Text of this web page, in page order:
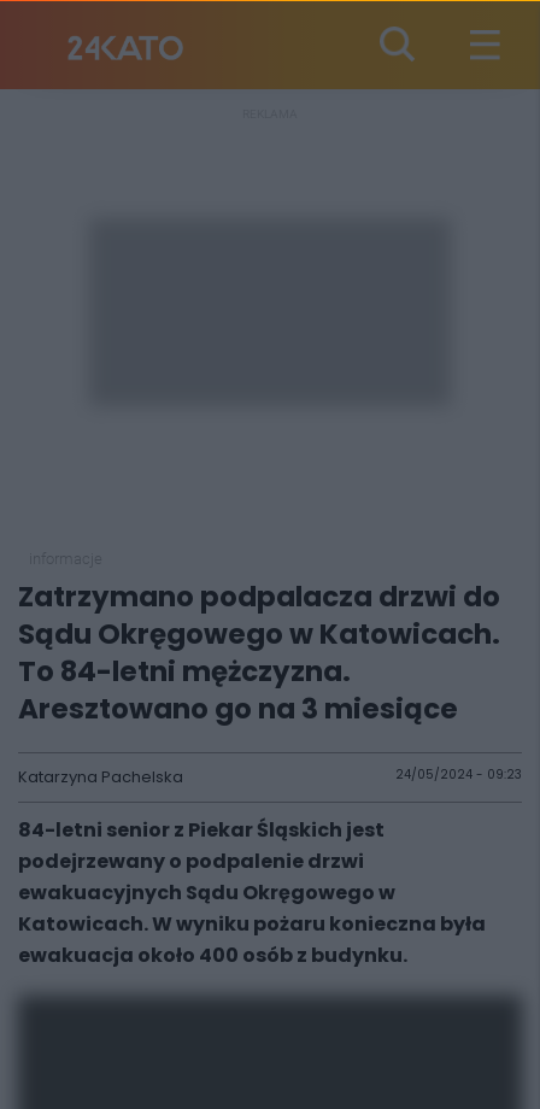
Zatrzymano podpalacza drzwi do
Sądu Okręgowego w Katowicach.
To 84-letni mężczyzna.
Aresztowano go na 3 miesiące
Katarzyna Pachelska 24/05/2024 - 09:23
84-letni senior z Piekar Śląskich jest
podejrzewany o podpalenie drzwi
ewakuacyjnych Sądu Okręgowego w
Katowicach. W wyniku pożaru konieczna była
ewakuacja około 400 osób z budynku.